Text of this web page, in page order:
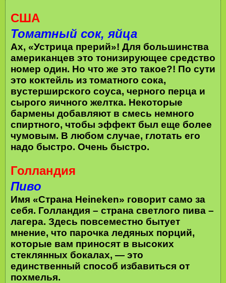
США
Томатный сок, яйца
Ах, «Устрица прерий»! Для большинства
американцев это тонизирующее средство
номер один. Но что же это такое?! По сути
это коктейль из томатного сока,
вустерширского соуса, черного перца и
сырого яичного желтка. Некоторые
бармены добавляют в смесь немного
спиртного, чтобы эффект был еще более
чумовым. В любом случае, глотать его
надо быстро. Очень быстро.
Голландия
Пиво
Имя «Страна Heineken» говорит само за
себя. Голландия – страна светлого пива –
лагера. Здесь повсеместно бытует
мнение, что парочка ледяных порций,
которые вам приносят в высоких
стеклянных бокалах, — это
единственный способ избавиться от
похмелья.